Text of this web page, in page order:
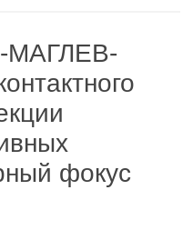
МАГЛЕВ-
фокус